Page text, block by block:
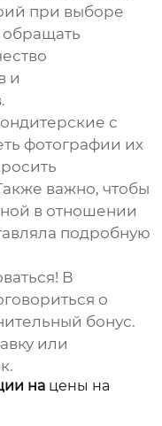
при выборе
и
с
фотографии их
важно, чтобы
в отношении
подробную
В
о
бонус.
или
на цены на